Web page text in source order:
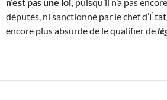
députés, ni sanctionné par le chef
encore plus absurde de le qualifier de